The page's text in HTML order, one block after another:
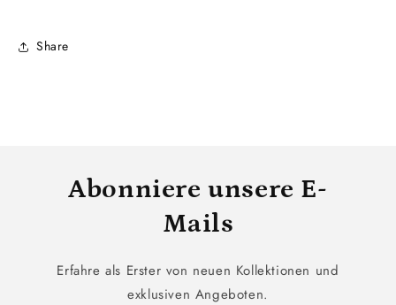
Share
Abonniere unsere E-
Mails
Erfahre als Erster von neuen Kollektionen und
exklusiven Angeboten.